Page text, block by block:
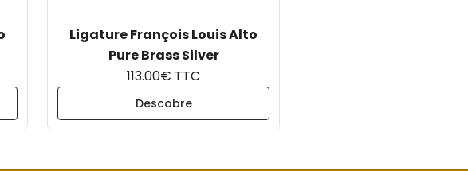
Ligature François Louis Alto
Pure Brass Silver
113.00€ TTC
Descobre